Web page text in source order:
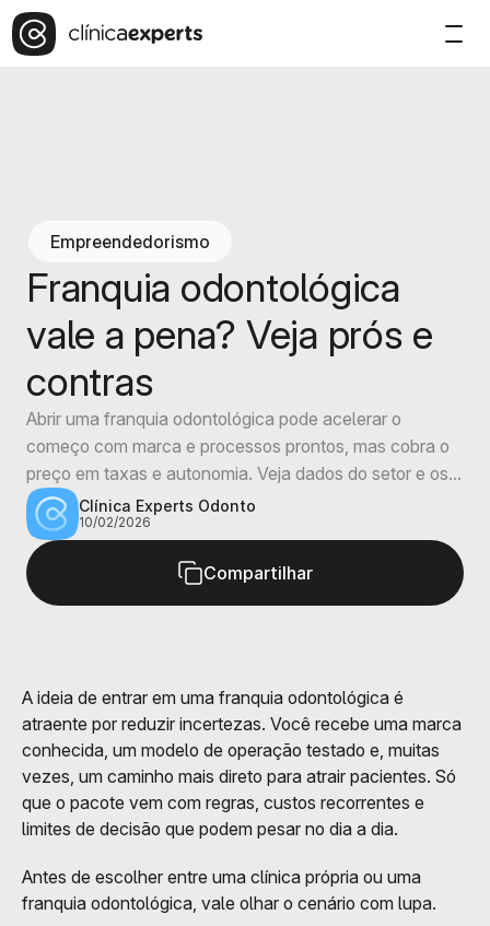
Empreendedorismo
Franquia odontológica
vale a pena? Veja prós e
contras
Abrir uma franquia odontológica pode acelerar o
começo com marca e processos prontos, mas cobra o
preço em taxas e autonomia. Veja dados do setor e os
principais prós e contras para decidir com segurança.
Clínica Experts Odonto
10/02/2026
Compartilhar
A ideia de entrar em uma franquia odontológica é
atraente por reduzir incertezas. Você recebe uma marca
conhecida, um modelo de operação testado e, muitas
vezes, um caminho mais direto para atrair pacientes. Só
que o pacote vem com regras, custos recorrentes e
limites de decisão que podem pesar no dia a dia.
Antes de escolher entre uma clínica própria ou uma
franquia odontológica, vale olhar o cenário com lupa.